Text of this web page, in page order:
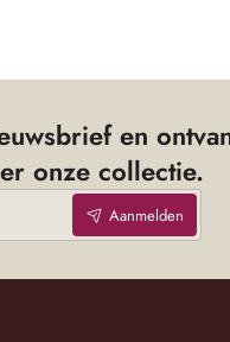
en
onze collectie.
Aanmelden